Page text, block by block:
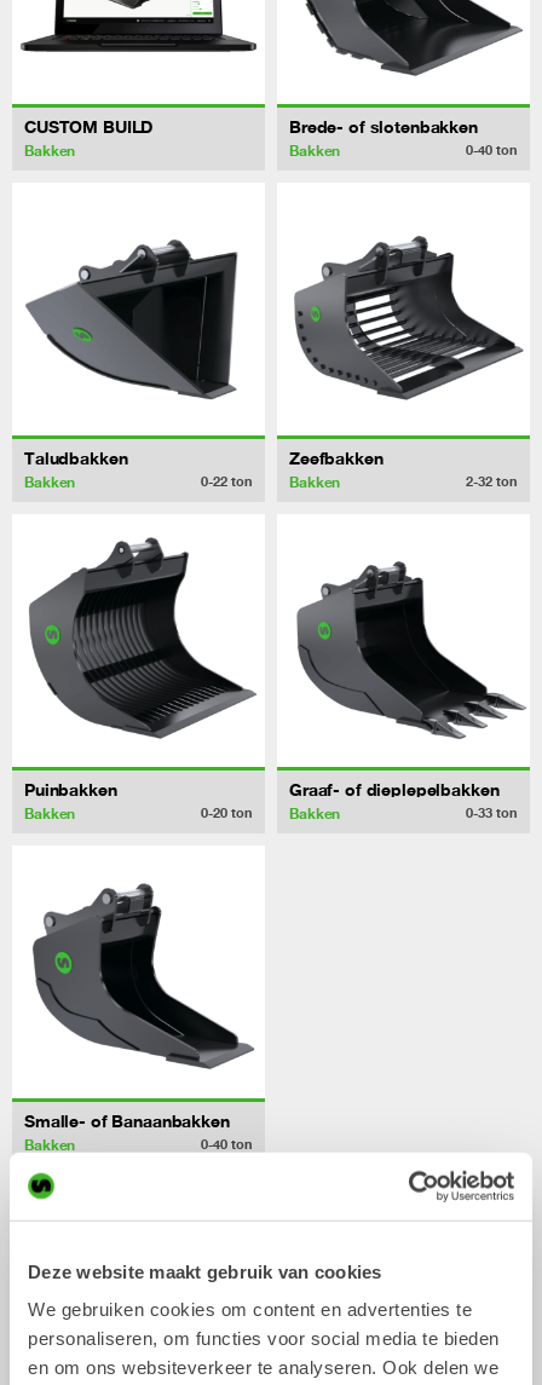
Deze website maakt gebruik van cookies
We gebruiken cookies om content en advertenties te
personaliseren, om functies voor social media te bieden
en om ons websiteverkeer te analyseren. Ook delen we
CUSTOM BUILD
Bakken
Brede- of slotenbakken
Bakken 0-40 ton
Taludbakken
Bakken 0-22 ton
Zeefbakken
Bakken 2-32 ton
Puinbakken
Bakken 0-20 ton
Graaf- of dieplepelbakken
Bakken 0-33 ton
Smalle- of Banaanbakken
Bakken 0-40 ton
Hydraulische uitrustingsstukken/ JCB